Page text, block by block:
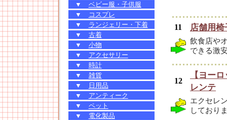
▼
ベビー服・子供服
▼
コスプレ
▼
ランジェリー・下着
▼
古着
▼
小物
▼
アクセサリー
▼
時計
▼
雑貨
▼
日用品
▼
アンティーク
▼
ペット
▼
電化製品
11 店舗用
飲食店や
できる激
12
【ヨー
レンテ
エクセレ
しており